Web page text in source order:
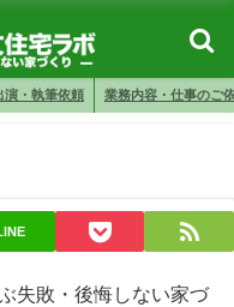
演・執筆依頼 業務内容・仕事のご
失敗・後悔しない家づ